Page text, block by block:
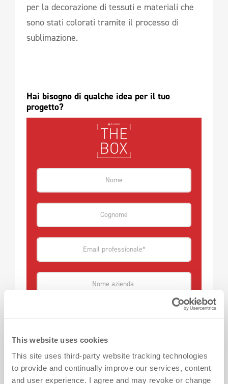
This website uses cookies
This site uses third-party website tracking technologies
to provide and continually improve our services, content
and user experience. I agree and may revoke or change
per la decorazione di tessuti e materiali che
sono stati colorati tramite il processo di
sublimazione.
Hai bisogno di qualche idea per il tuo
progetto?
Qual è la tua più grande sfida con le
decorazioni tessili?